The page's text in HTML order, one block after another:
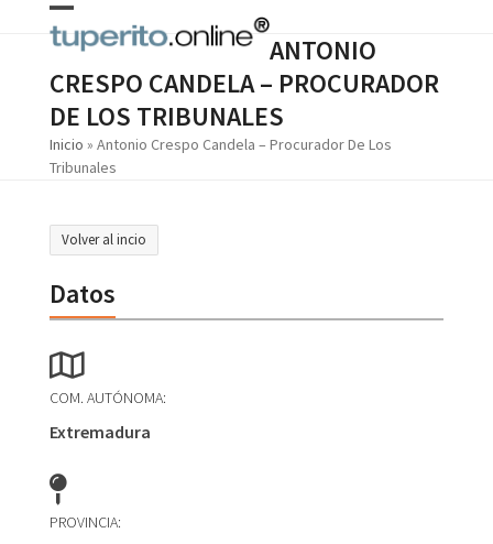
Open
mobile
menu
Close
mobile
menu
ANTONIO
CRESPO CANDELA – PROCURADOR
DE LOS TRIBUNALES
Inicio » Antonio Crespo Candela – Procurador De Los
Tribunales
Volver al incio
Datos
COM. AUTÓNOMA:
Extremadura
PROVINCIA: